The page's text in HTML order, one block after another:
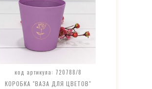
код артикула: 720788/8
КОРОБКА "ВАЗА ДЛЯ ЦВЕТОВ"